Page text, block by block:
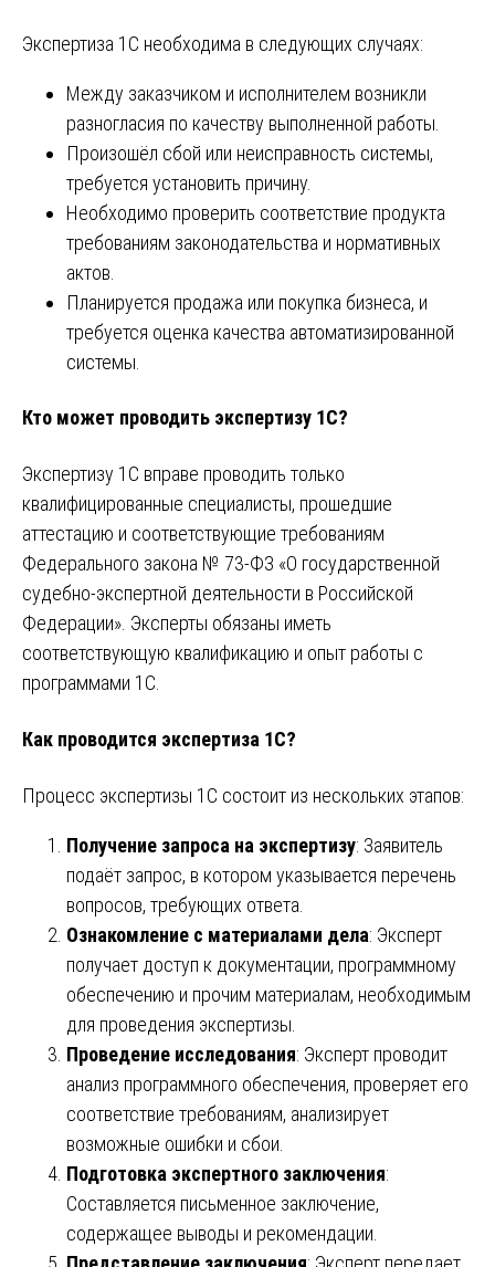
Экспертиза 1С необходима в следующих случаях:
Между заказчиком и исполнителем возникли
разногласия по качеству выполненной работы.
Произошёл сбой или неисправность системы,
требуется установить причину.
Необходимо проверить соответствие продукта
требованиям законодательства и нормативных
актов.
Планируется продажа или покупка бизнеса, и
требуется оценка качества автоматизированной
системы.
Кто может проводить экспертизу 1С?
Экспертизу 1С вправе проводить только
квалифицированные специалисты, прошедшие
аттестацию и соответствующие требованиям
Федерального закона № 73-ФЗ «О государственной
судебно-экспертной деятельности в Российской
Федерации». Эксперты обязаны иметь
соответствующую квалификацию и опыт работы с
программами 1С.
Как проводится экспертиза 1С?
Процесс экспертизы 1С состоит из нескольких этапов:
Получение запроса на экспертизу: Заявитель
подаёт запрос, в котором указывается перечень
вопросов, требующих ответа.
Ознакомление с материалами дела: Эксперт
получает доступ к документации, программному
обеспечению и прочим материалам, необходимым
для проведения экспертизы.
Проведение исследования: Эксперт проводит
анализ программного обеспечения, проверяет его
соответствие требованиям, анализирует
возможные ошибки и сбои.
Подготовка экспертного заключения:
Составляется письменное заключение,
содержащее выводы и рекомендации.